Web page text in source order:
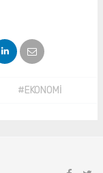
#EKONOMİ